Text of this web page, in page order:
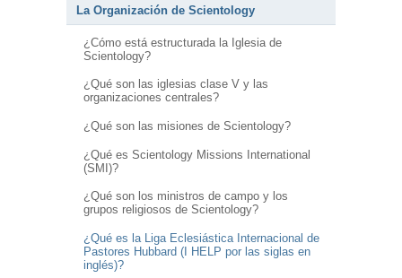
La Organización de Scientology
¿Cómo está estructurada la Iglesia de
Scientology?
¿Qué son las iglesias clase V y las
organizaciones centrales?
¿Qué son las misiones de Scientology?
¿Qué es Scientology Missions International
(SMI)?
¿Qué son los ministros de campo y los
grupos religiosos de Scientology?
¿Qué es la Liga Eclesiástica Internacional de
Pastores Hubbard (I HELP por las siglas en
inglés)?